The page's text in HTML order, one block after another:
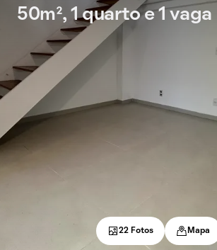
50m², 1 quarto e 1 vaga
22 Fotos Mapa